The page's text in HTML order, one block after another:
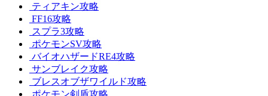
ティアキン攻略
FF16攻略
スプラ3攻略
ポケモンSV攻略
バイオハザードRE4攻略
サンブレイク攻略
ブレスオブザワイルド攻略
ポケモン剣盾攻略